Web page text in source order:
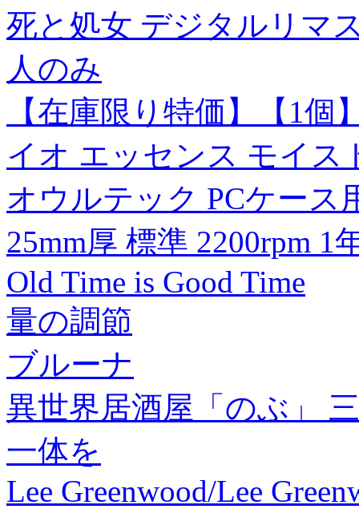
死と処女 デジタルリマ
人のみ
【在庫限り特価】【1
イオ エッセンス モイス
オウルテック PCケース
25mm厚 標準 2200rpm 1
Old Time is Good Time
量の調節
ブルーナ
異世界居酒屋「のぶ」
一体を
Lee Greenwood/Lee